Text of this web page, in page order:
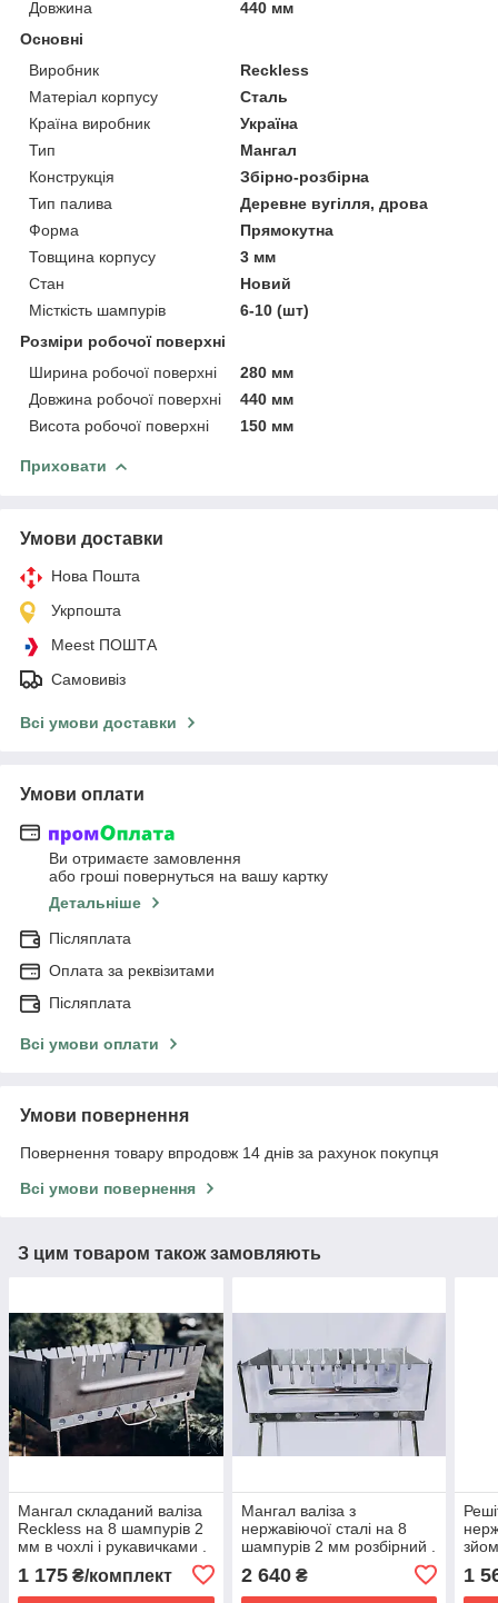
Довжина
440 мм
Основні
Виробник
Reckless
Матеріал корпусу
Сталь
Країна виробник
Україна
Тип
Мангал
Конструкція
Збірно-розбірна
Тип палива
Деревне вугілля, дрова
Форма
Прямокутна
Товщина корпусу
3 мм
Стан
Новий
Місткість шампурів
6-10 (шт)
Розміри робочої поверхні
Ширина робочої поверхні
280 мм
Довжина робочої поверхні
440 мм
Висота робочої поверхні
150 мм
Приховати
Умови доставки
Нова Пошта
Укрпошта
Meest ПОШТА
Самовивіз
Всі умови доставки
Умови оплати
Ви отримаєте замовлення
або гроші повернуться на вашу картку
Детальніше
Післяплата
Оплата за реквізитами
Післяплата
Всі умови оплати
Умови повернення
Повернення товару впродовж 14 днів за рахунок покупця
Всі умови повернення
З цим товаром також замовляють
Мангал складаний валіза
Reckless на 8 шампурів 2
мм в чохлі і рукавичками .
1 175 ₴/комплект
Мангал валіза з
нержавіючої сталі на 8
шампурів 2 мм розбірний .
2 640₴ 1